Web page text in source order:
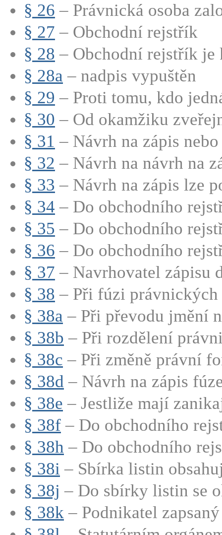
§ 26 – Právnická osoba
§ 27 – Obchodní rejstřík
§ 28 – Obchodní rejstřík je
§ 28a – nadpis vypuštěn
§ 29 – Proti tomu, kdo
§ 30 – Od okamžiku
§ 31 – Návrh na zápis
§ 32 – Návrh na návrh na
§ 33 – Návrh na zápis lze
§ 34 – Do obchodního
§ 35 – Do obchodního
§ 36 – Do obchodního
§ 37 – Navrhovatel zápisu
§ 38 – Při fúzi právnických
§ 38a – Při převodu jmění
§ 38b – Při rozdělení
§ 38c – Při změně právní
§ 38d – Návrh na zápis
§ 38e – Jestliže mají
§ 38f – Do obchodního
§ 38h – Do obchodního
§ 38i – Sbírka listin
§ 38j – Do sbírky listin se
§ 38k – Podnikatel